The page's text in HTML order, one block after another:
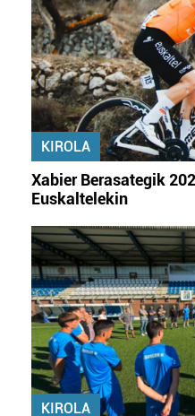
KIROLA
Xabier Berasategik
Euskaltelekin
KIROLA